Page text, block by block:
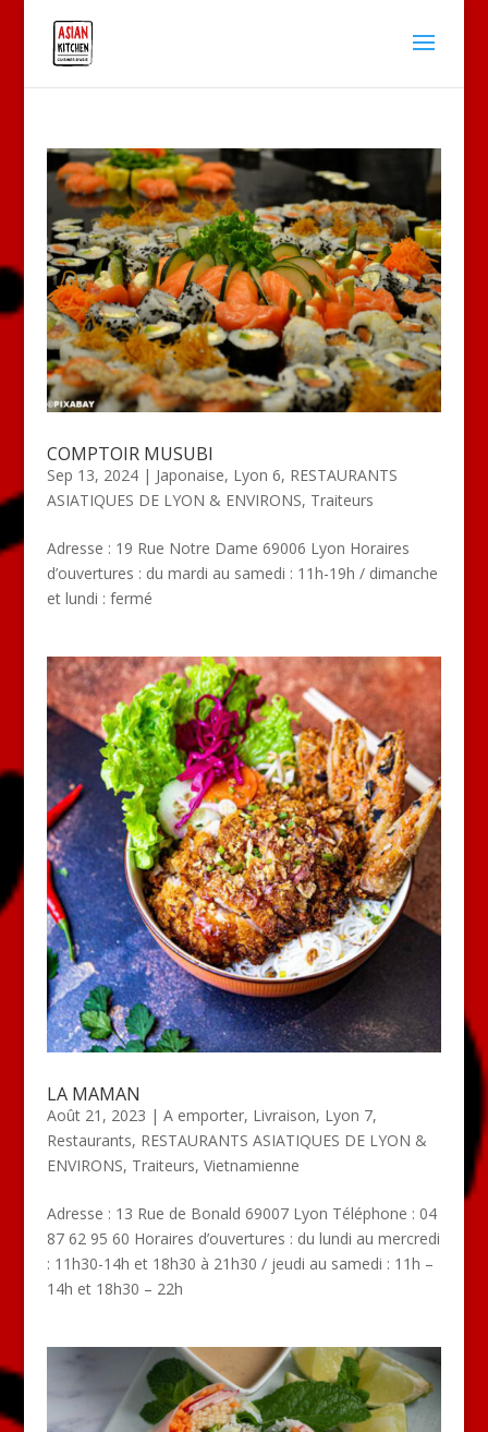
COMPTOIR MUSUBI
Sep 13, 2024| Japonaise, Lyon 6, RESTAURANTS
ASIATIQUES DE LYON & ENVIRONS, Traiteurs
Adresse : 19 Rue Notre Dame 69006 Lyon Horaires
d’ouvertures : du mardi au samedi : 11h-19h / dimanche
et lundi : fermé
LA MAMAN
Août 21, 2023 | A emporter, Livraison, Lyon 7,
Restaurants, RESTAURANTS ASIATIQUES DE LYON &
ENVIRONS, Traiteurs, Vietnamienne
Adresse : 13 Rue de Bonald 69007 Lyon Téléphone : 04
87 62 95 60 Horaires d’ouvertures : du lundi au mercredi
: 11h30-14h et 18h30 à 21h30 / jeudi au samedi : 11h –
14h et 18h30 – 22h